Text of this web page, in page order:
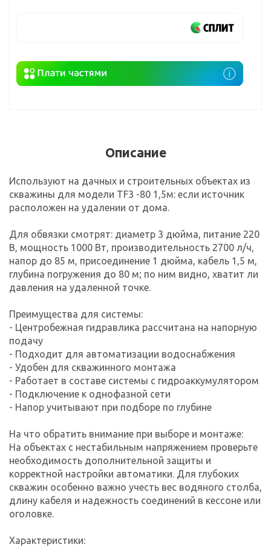
Описание
Используют на дачных и строительных объектах из
скважины для модели TF3 -80 1,5м: если источник
расположен на удалении от дома.
Для обвязки смотрят: диаметр 3 дюйма, питание 220
В, мощность 1000 Вт, производительность 2700 л/ч,
напор до 85 м, присоединение 1 дюйма, кабель 1,5 м,
глубина погружения до 80 м; по ним видно, хватит ли
давления на удаленной точке.
Преимущества для системы:
- Центробежная гидравлика рассчитана на напорную
подачу
- Подходит для автоматизации водоснабжения
- Удобен для скважинного монтажа
- Работает в составе системы с гидроаккумулятором
- Подключение к однофазной сети
- Напор учитывают при подборе по глубине
На что обратить внимание при выборе и монтаже:
На объектах с нестабильным напряжением проверьте
необходимость дополнительной защиты и
корректной настройки автоматики. Для глубоких
скважин особенно важно учесть вес водяного столба,
длину кабеля и надежность соединений в кессоне или
оголовке.
Характеристики: